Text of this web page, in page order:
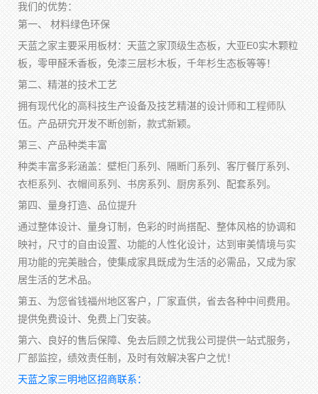
我们的优势：
第一、 材料绿色环保
天蓝之家主要采用板材：天蓝之家顶级生态板，大亚E0实木颗粒
板，零甲醛禾香板，免漆三层杉木板，千年杉生态板等等！
第二、精湛的技术工艺
拥有现代化的高科技生产设备及技艺精湛的设计师和工程师队
伍。产品研究开发不断创新，款式新颖。
第三、产品种类丰富
种类丰富多彩涵盖：壁柜门系列、隔断门系列、客厅餐厅系列、
衣柜系列、衣帽间系列、书房系列、厨房系列、配套系列。
第四、量身打造、品位提升
通过整体设计、量身订制，色彩的时尚搭配、整体风格的协调和
映衬，尺寸的自由设置、功能的人性化设计，达到审美情境与实
用功能的完美融合，使集成家具既成为生活的必需品，又成为家
居生活的艺术品。
第五、为您省钱福州地区客户，厂家直供，省去各种中间费用。
提供免费设计、免费上门安装。
第六、良好的售后保障、免去后顾之忧我公司提供一站式服务，
厂部监控，绩效责任制，及时有效解决客户之忧！
天蓝之家三明地区招商联系：